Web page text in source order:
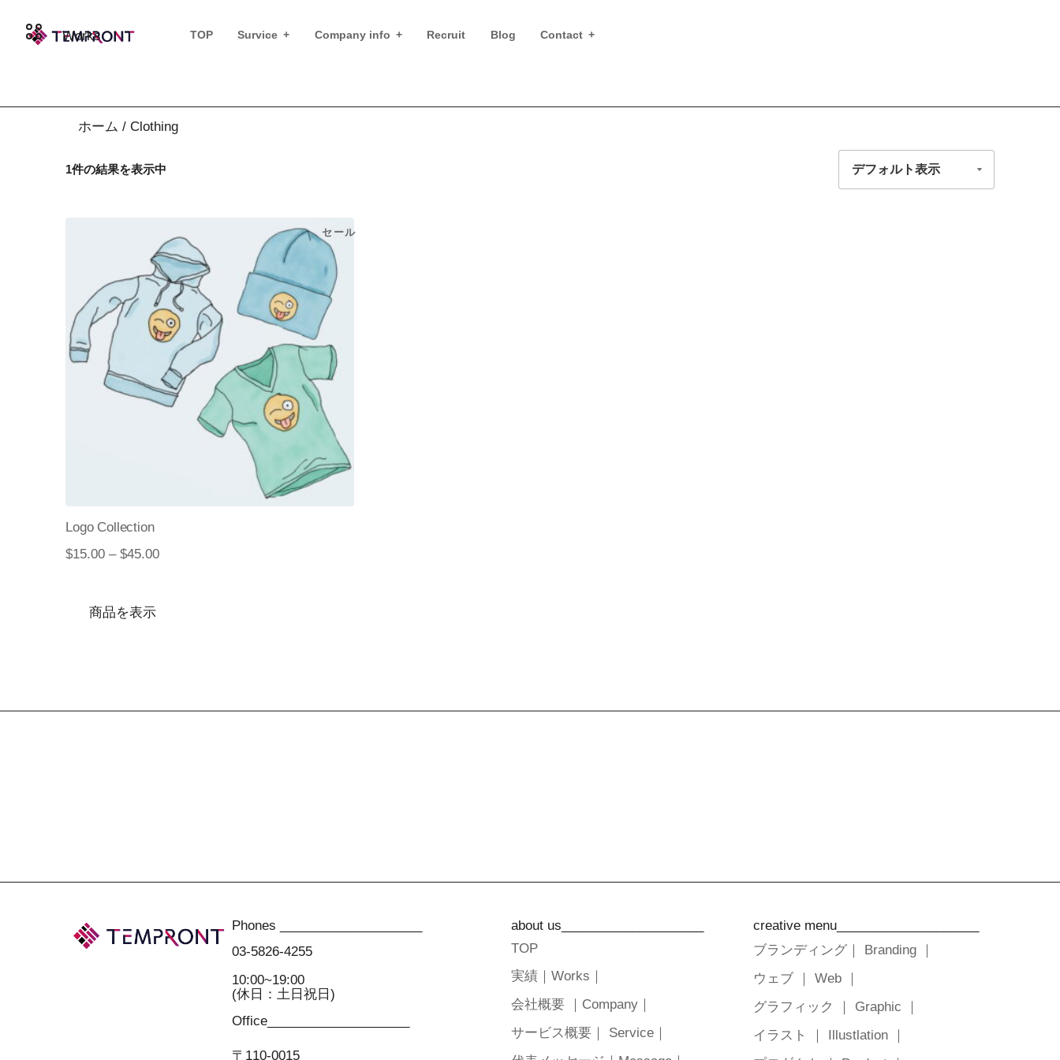
TOP Survice Company info Recruit Blog Contact
Works
ホーム / Clothing
1件の結果を表示中
セール
Logo Collection
$15.00 –$45.00
商品を表示
Phones ____________________
03-5826-4255
10:00~19:00
(休日：土日祝日)
Office____________________
〒110-0015
about us____________________
TOP
実績｜Works｜
会社概要 ｜Company｜
サービス概要｜ Service｜
creative menu____________________
ブランディング｜ Branding ｜
ウェブ ｜ Web ｜
グラフィック ｜ Graphic ｜
イラスト ｜ Illustlation ｜